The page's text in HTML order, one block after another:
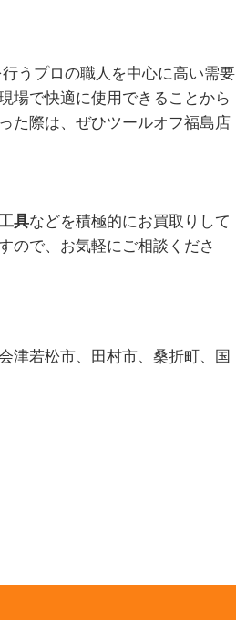
うプロの職人を中心に高い需要
場で快適に使用できることから
た際は、ぜひツールオフ福島店
具などを積極的にお買取りして
ので、お気軽にご相談くださ
津若松市、田村市、桑折町、国